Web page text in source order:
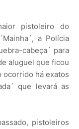
pistoleiro do
a Polícia
cabeça´ para
aluguel que ficou
ocorrido há exatos
que levará as
pistoleiros